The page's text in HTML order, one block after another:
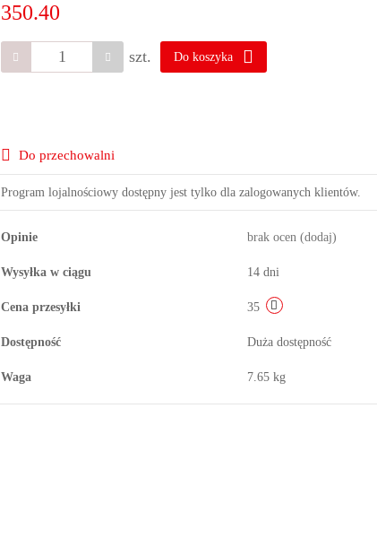
350.40
szt. Do koszyka
Do przechowalni
Program lojalnościowy dostępny jest tylko dla zalogowanych klientów.
Opinie brak ocen (dodaj)
Wysyłka w ciągu 14 dni
Cena przesyłki 35
Dostępność Duża dostępność
Waga 7.65 kg